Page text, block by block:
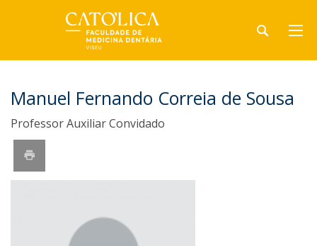
Manuel Fernando Correia de Sousa
Professor Auxiliar Convidado